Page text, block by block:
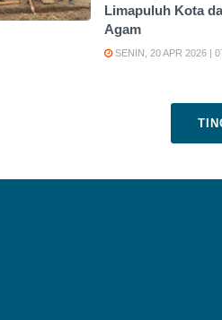
Limapuluh Kota
Agam
SENIN, 20 APR 2026 |